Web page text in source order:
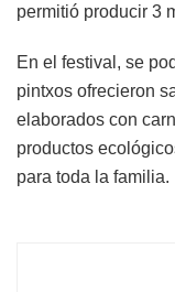
permitió producir 3
En el festival, se
pintxos ofrecieron
elaborados con
productos
para toda la familia.